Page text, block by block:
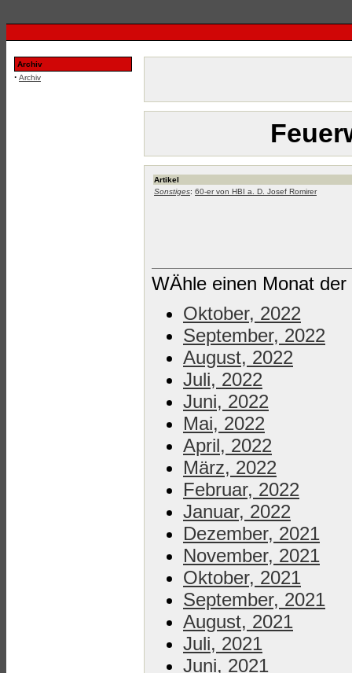
Archiv
· Archiv
Artikel
Sonstiges: 60-er von HBI a. D. Josef Romirer
WÄhle einen Monat
Oktober, 2022
September, 2022
August, 2022
Juli, 2022
Juni, 2022
Mai, 2022
April, 2022
März, 2022
Februar, 2022
Januar, 2022
Dezember, 2021
November, 2021
Oktober, 2021
September, 2021
August, 2021
Juli, 2021
Juni, 2021